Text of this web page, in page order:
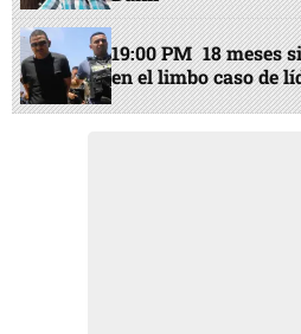
19:00 PM 18 meses
en el limbo caso de